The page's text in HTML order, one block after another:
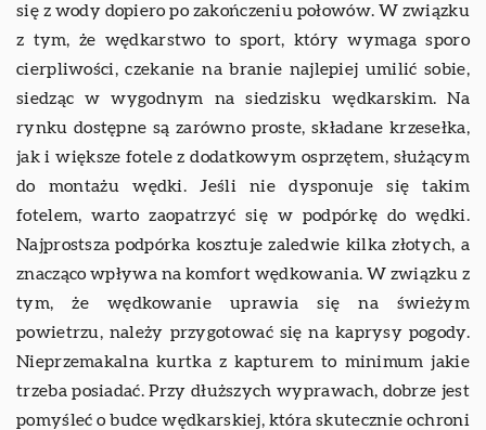
się z wody dopiero po zakończeniu połowów. W związku
z tym, że wędkarstwo to sport, który wymaga sporo
cierpliwości, czekanie na branie najlepiej umilić sobie,
siedząc w wygodnym na siedzisku wędkarskim. Na
rynku dostępne są zarówno proste, składane krzesełka,
jak i większe fotele z dodatkowym osprzętem, służącym
do montażu wędki. Jeśli nie dysponuje się takim
fotelem, warto zaopatrzyć się w podpórkę do wędki.
Najprostsza podpórka kosztuje zaledwie kilka złotych, a
znacząco wpływa na komfort wędkowania. W związku z
tym, że wędkowanie uprawia się na świeżym
powietrzu, należy przygotować się na kaprysy pogody.
Nieprzemakalna kurtka z kapturem to minimum jakie
trzeba posiadać. Przy dłuższych wyprawach, dobrze jest
pomyśleć o budce wędkarskiej, która skutecznie ochroni